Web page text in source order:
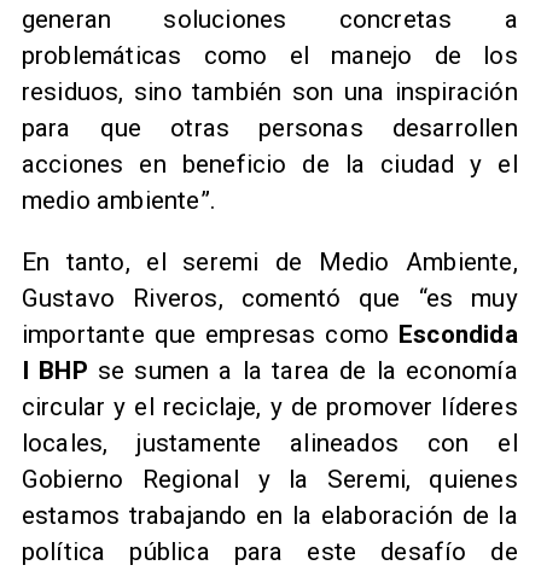
generan soluciones concretas a
problemáticas como el manejo de los
residuos, sino también son una inspiración
para que otras personas desarrollen
acciones en beneficio de la ciudad y el
medio ambiente”.
En tanto, el seremi de Medio Ambiente,
Gustavo Riveros, comentó que “es muy
importante que empresas como Escondida
I BHP se sumen a la tarea de la economía
circular y el reciclaje, y de promover líderes
locales, justamente alineados con el
Gobierno Regional y la Seremi, quienes
estamos trabajando en la elaboración de la
política pública para este desafío de